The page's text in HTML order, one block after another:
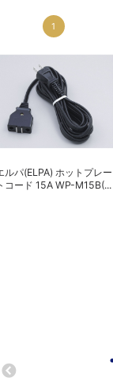
1
ルパ(ELPA) ホットプレー
コード 15A WP-M15B(...